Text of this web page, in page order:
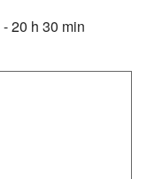
-20 h 30 min